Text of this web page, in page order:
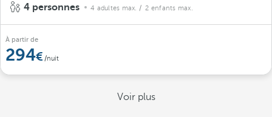
4 personnes 4 adultes max. / 2 enfants max.
À partir de
294 /nuit
Voir plus